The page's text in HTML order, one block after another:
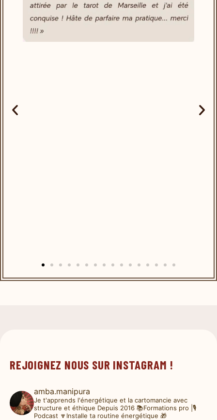
REJOIGNEZ NOUS SUR INSTAGRAM !
amba.manipura
Je t'apprends l'énergétique et la cartomancie avec
structure et éthique Depuis 2016 📚Formations pro |🎙️
Podcast 🔽Installe ta routine énergétique 🎁